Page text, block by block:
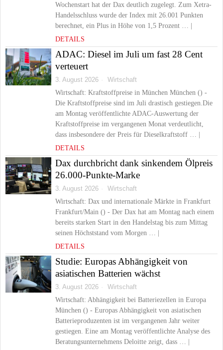
Wochenstart hat der Dax deutlich zugelegt. Zum Xetra-
Handelsschluss wurde der Index mit 26.001 Punkten
berechnet, ein Plus in Höhe von 1,5 Prozent … |
DETAILS
ADAC: Diesel im Juli um fast 28 Cent
verteuert
3. August 2026
Wirtschaft
Wirtschaft: Kraftstoffpreise in München München () -
Die Kraftstoffpreise sind im Juli drastisch gestiegen.Die
am Montag veröffentlichte ADAC-Auswertung der
Kraftstoffpreise im vergangenen Monat verdeutlicht,
dass insbesondere der Preis für Dieselkraftstoff … |
DETAILS
Dax durchbricht dank sinkendem Ölpreis
26.000-Punkte-Marke
3. August 2026
Wirtschaft
Wirtschaft: Dax und internationale Märkte in Frankfurt
Frankfurt/Main () - Der Dax hat am Montag nach einem
bereits starken Start in den Handelstag bis zum Mittag
seinen Höchststand vom Morgen … |
DETAILS
Studie: Europas Abhängigkeit von
asiatischen Batterien wächst
3. August 2026
Wirtschaft
Wirtschaft: Abhängigkeit bei Batteriezellen in Europa
München () - Europas Abhängigkeit von asiatischen
Batterieproduzenten ist im vergangenen Jahr weiter
gestiegen. Eine am Montag veröffentlichte Analyse des
Beratungsunternehmens Deloitte zeigt, dass … |